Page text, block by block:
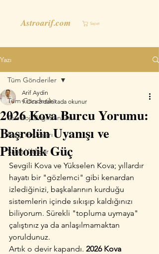
Astroarif.com Sepet
Yazı
Tüm Gönderiler
Astroloji Bilgi Bankası
Burç Yorumları
Sabit Yıldızlar
Tüm Gönderiler
2026 Kova Burcu Yorumu:
Başrolün Uyanışı ve
Plütonik Güç
Arif Aydin
9 Oca 3 dakikada okunur
Sevgili Kova ve Yükselen Kova; yıllardır
hayatı bir "gözlemci" gibi kenardan
izlediğinizi, başkalarının kurduğu
sistemlerin içinde sıkışıp kaldığınızı
biliyorum. Sürekli "topluma uymaya"
çalıştınız ya da anlaşılmamaktan
yoruldunuz.
Artık o devir kapandı. 2026 Kova